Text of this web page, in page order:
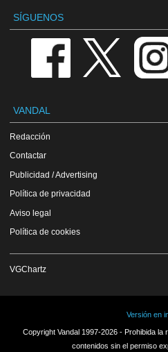
SÍGUENOS
VANDAL
Redacción
Contactar
Publicidad / Advertising
Política de privacidad
Aviso legal
Política de cookies
VGChartz
Versión en
Copyright Vandal 1997-2026 - Prohibida
contenidos sin el permiso